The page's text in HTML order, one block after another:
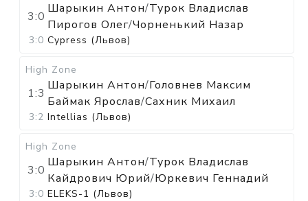
3:0
Шарыкин Антон/Турок Владислав
Пирогов Олег/Чорненький Назар
3:0 Cypress (Львов)
High Zone
1:3
Шарыкин Антон/Головнев Максим
Баймак Ярослав/Сахник Михаил
3:2 Intellias (Львов)
High Zone
3:0
Шарыкин Антон/Турок Владислав
Кайдрович Юрий/Юркевич Геннадий
3:0 ELEKS-1 (Львов)